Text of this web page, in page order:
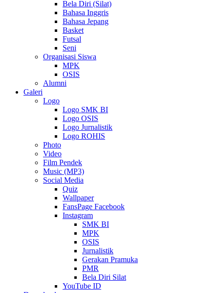
Bela Diri (Silat)
Bahasa Inggris
Bahasa Jepang
Basket
Futsal
Seni
Organisasi Siswa
MPK
OSIS
Alumni
Galeri
Logo
Logo SMK BI
Logo OSIS
Logo Jurnalistik
Logo ROHIS
Photo
Video
Film Pendek
Music (MP3)
Social Media
Quiz
Wallpaper
FansPage Facebook
Instagram
SMK BI
MPK
OSIS
Jurnalistik
Gerakan Pramuka
PMR
Bela Diri Silat
YouTube ID